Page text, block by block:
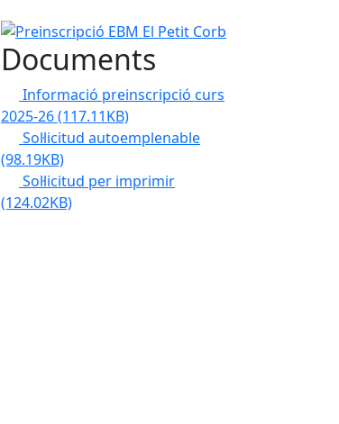
Preinscripció EBM El Petit Corb
Documents
Informació preinscripció curs
2025-26(117.11KB)
Sol·licitud autoemplenable
(98.19KB)
Sol·licitud per imprimir
(124.02KB)